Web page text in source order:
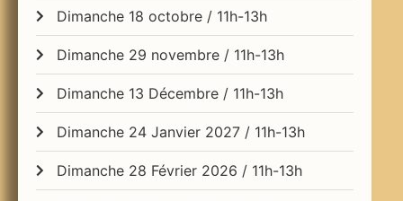
Dimanche 18 octobre / 11h-13h
Dimanche 29 novembre / 11h-13h
Dimanche 13 Décembre / 11h-13h
Dimanche 24 Janvier 2027 / 11h-13h
Dimanche 28 Février 2026 / 11h-13h